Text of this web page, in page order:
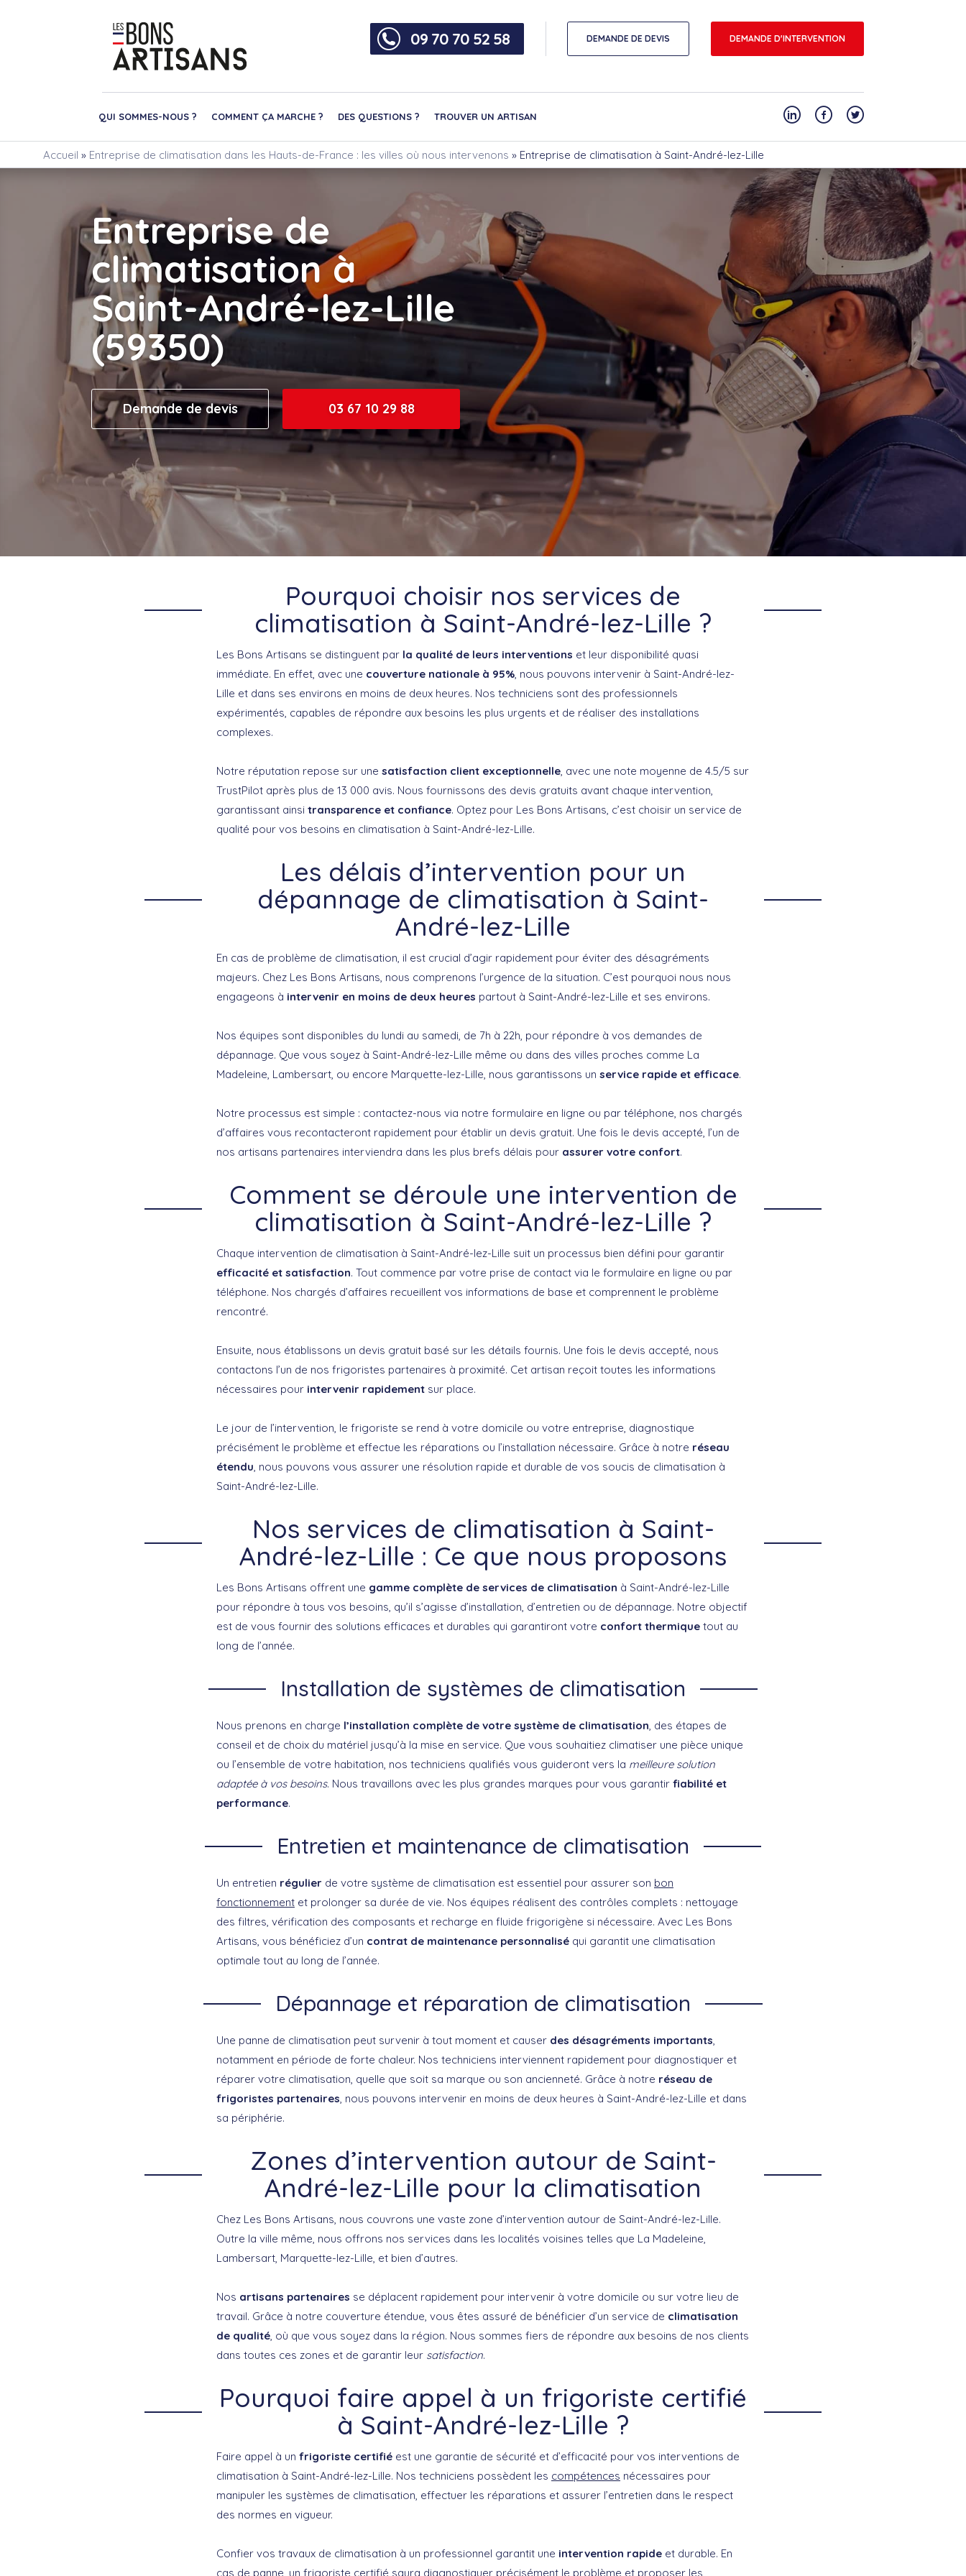
09 70 70 52 58 DEMANDE DE DEVIS DEMANDE D'INTERVENTION
QUI SOMMES-NOUS ? COMMENT ÇA MARCHE ? DES QUESTIONS ? TROUVER UN ARTISAN
Accueil » Entreprise de climatisation dans les Hauts-de-France : les villes où nous intervenons » Entreprise de climatisation à Saint-André-lez-Lille
Entreprise de
climatisation à
Saint-André-lez-Lille
(59350)
Demande de devis 03 67 10 29 88
Pourquoi choisir nos services de
climatisation à Saint-André-lez-Lille ?
Les Bons Artisans se distinguent par la qualité de leurs interventions et leur disponibilité quasi
immédiate. En effet, avec une couverture nationale à 95%, nous pouvons intervenir à Saint-André-lez-
Lille et dans ses environs en moins de deux heures. Nos techniciens sont des professionnels
expérimentés, capables de répondre aux besoins les plus urgents et de réaliser des installations
complexes.
Notre réputation repose sur une satisfaction client exceptionnelle, avec une note moyenne de 4.5/5 sur
TrustPilot après plus de 13 000 avis. Nous fournissons des devis gratuits avant chaque intervention,
garantissant ainsi transparence et confiance. Optez pour Les Bons Artisans, c’est choisir un service de
qualité pour vos besoins en climatisation à Saint-André-lez-Lille.
Les délais d’intervention pour un
dépannage de climatisation à Saint-
André-lez-Lille
En cas de problème de climatisation, il est crucial d’agir rapidement pour éviter des désagréments
majeurs. Chez Les Bons Artisans, nous comprenons l’urgence de la situation. C’est pourquoi nous nous
engageons à intervenir en moins de deux heures partout à Saint-André-lez-Lille et ses environs.
Nos équipes sont disponibles du lundi au samedi, de 7h à 22h, pour répondre à vos demandes de
dépannage. Que vous soyez à Saint-André-lez-Lille même ou dans des villes proches comme La
Madeleine, Lambersart, ou encore Marquette-lez-Lille, nous garantissons un service rapide et efficace.
Notre processus est simple : contactez-nous via notre formulaire en ligne ou par téléphone, nos chargés
d’affaires vous recontacteront rapidement pour établir un devis gratuit. Une fois le devis accepté, l’un de
nos artisans partenaires interviendra dans les plus brefs délais pour assurer votre confort.
Comment se déroule une intervention de
climatisation à Saint-André-lez-Lille ?
Chaque intervention de climatisation à Saint-André-lez-Lille suit un processus bien défini pour garantir
efficacité et satisfaction. Tout commence par votre prise de contact via le formulaire en ligne ou par
téléphone. Nos chargés d’affaires recueillent vos informations de base et comprennent le problème
rencontré.
Ensuite, nous établissons un devis gratuit basé sur les détails fournis. Une fois le devis accepté, nous
contactons l’un de nos frigoristes partenaires à proximité. Cet artisan reçoit toutes les informations
nécessaires pour intervenir rapidement sur place.
Le jour de l’intervention, le frigoriste se rend à votre domicile ou votre entreprise, diagnostique
précisément le problème et effectue les réparations ou l’installation nécessaire. Grâce à notre réseau
étendu, nous pouvons vous assurer une résolution rapide et durable de vos soucis de climatisation à
Saint-André-lez-Lille.
Nos services de climatisation à Saint-
André-lez-Lille : Ce que nous proposons
Les Bons Artisans offrent une gamme complète de services de climatisation à Saint-André-lez-Lille
pour répondre à tous vos besoins, qu’il s’agisse d’installation, d’entretien ou de dépannage. Notre objectif
est de vous fournir des solutions efficaces et durables qui garantiront votre confort thermique tout au
long de l’année.
Installation de systèmes de climatisation
Nous prenons en charge l’installation complète de votre système de climatisation, des étapes de
conseil et de choix du matériel jusqu’à la mise en service. Que vous souhaitiez climatiser une pièce unique
ou l’ensemble de votre habitation, nos techniciens qualifiés vous guideront vers la meilleure solution
adaptée à vos besoins. Nous travaillons avec les plus grandes marques pour vous garantir fiabilité et
performance.
Entretien et maintenance de climatisation
Un entretien régulier de votre système de climatisation est essentiel pour assurer son bon
fonctionnement et prolonger sa durée de vie. Nos équipes réalisent des contrôles complets : nettoyage
des filtres, vérification des composants et recharge en fluide frigorigène si nécessaire. Avec Les Bons
Artisans, vous bénéficiez d’un contrat de maintenance personnalisé qui garantit une climatisation
optimale tout au long de l’année.
Dépannage et réparation de climatisation
Une panne de climatisation peut survenir à tout moment et causer des désagréments importants,
notamment en période de forte chaleur. Nos techniciens interviennent rapidement pour diagnostiquer et
réparer votre climatisation, quelle que soit sa marque ou son ancienneté. Grâce à notre réseau de
frigoristes partenaires, nous pouvons intervenir en moins de deux heures à Saint-André-lez-Lille et dans
sa périphérie.
Zones d’intervention autour de Saint-
André-lez-Lille pour la climatisation
Chez Les Bons Artisans, nous couvrons une vaste zone d’intervention autour de Saint-André-lez-Lille.
Outre la ville même, nous offrons nos services dans les localités voisines telles que La Madeleine,
Lambersart, Marquette-lez-Lille, et bien d’autres.
Nos artisans partenaires se déplacent rapidement pour intervenir à votre domicile ou sur votre lieu de
travail. Grâce à notre couverture étendue, vous êtes assuré de bénéficier d’un service de climatisation
de qualité, où que vous soyez dans la région. Nous sommes fiers de répondre aux besoins de nos clients
dans toutes ces zones et de garantir leur satisfaction.
Pourquoi faire appel à un frigoriste certifié
à Saint-André-lez-Lille ?
Faire appel à un frigoriste certifié est une garantie de sécurité et d’efficacité pour vos interventions de
climatisation à Saint-André-lez-Lille. Nos techniciens possèdent les compétences nécessaires pour
manipuler les systèmes de climatisation, effectuer les réparations et assurer l’entretien dans le respect
des normes en vigueur.
Confier vos travaux de climatisation à un professionnel garantit une intervention rapide et durable. En
cas de panne, un frigoriste certifié saura diagnostiquer précisément le problème et proposer les